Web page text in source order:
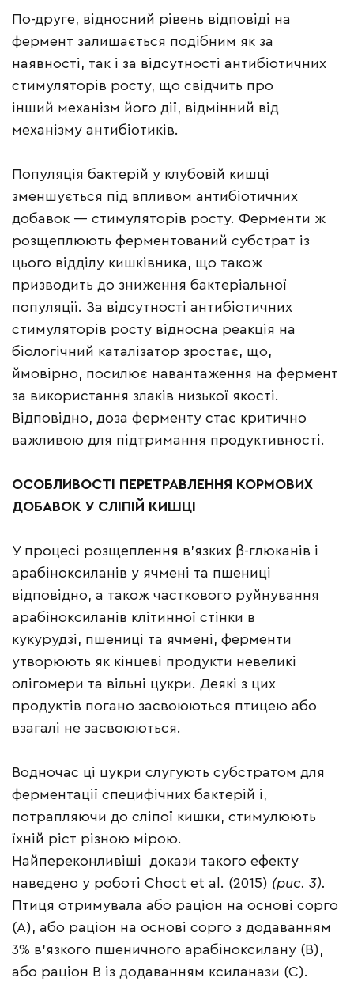
По-друге, відносний рівень відповіді на
фермент залишається подібним як за
наявності, так і за відсутності антибіотичних
стимуляторів росту, що свідчить про
інший механізм його дії, відмінний від
механізму антибіотиків.
Популяція бактерій у клубовій кишці
зменшується під впливом антибіотичних
добавок — стимуляторів росту. Ферменти ж
розщеплюють ферментований субстрат із
цього відділу кишківника, що також
призводить до зниження бактеріальної
популяції. За відсутності антибіотичних
стимуляторів росту відносна реакція на
біологічний каталізатор зростає, що,
ймовірно, посилює навантаження на фермент
за використання злаків низької якості.
Відповідно, доза ферменту стає критично
важливою для підтримання продуктивності.
ОСОБЛИВОСТІ ПЕРЕТРАВЛЕННЯ КОРМОВИХ
ДОБАВОК У СЛІПІЙ КИШЦІ
У процесі розщеплення в’язких β-глюканів і
арабіноксиланів у ячмені та пшениці
відповідно, а також часткового руйнування
арабіноксиланів клітинної стінки в
кукурудзі, пшениці та ячмені, ферменти
утворюють як кінцеві продукти невеликі
олігомери та вільні цукри. Деякі з цих
продуктів погано засвоюються птицею або
взагалі не засвоюються.
Водночас ці цукри слугують субстратом для
ферментації специфічних бактерій і,
потрапляючи до сліпої кишки, стимулюють
їхній ріст різною мірою.
Найпереконливіші докази такого ефекту
наведено у роботі Choct et al. (2015) (рис. 3).
Птиця отримувала або раціон на основі сорго
(A), або раціон на основі сорго з додаванням
3% в’язкого пшеничного арабіноксилану (B),
або раціон B із додаванням ксиланази (C).